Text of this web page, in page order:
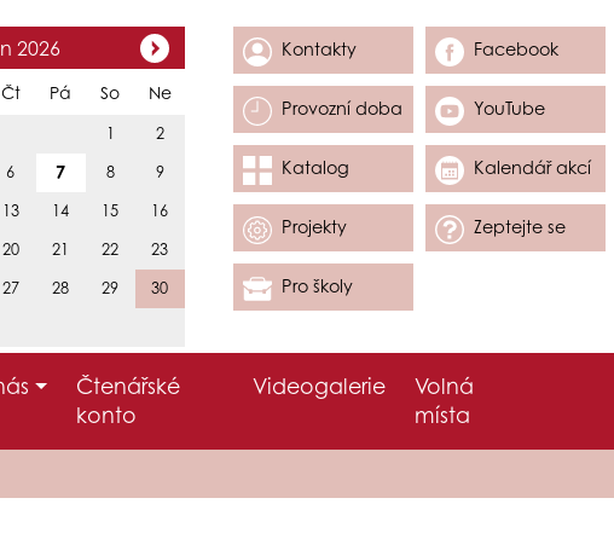
2026
Čt Pá So Ne
1 2
6 7 8 9
13 14 15 16
20 21 22 23
27 28 29 30
Kontakty Facebook
Provozní doba YouTube
Katalog Kalendář akcí
Projekty Zeptejte se
Pro školy
Čtenářské
konto
Videogalerie
Volná
místa